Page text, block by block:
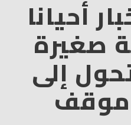
أحيانا
صغيرة
إلى
موقف